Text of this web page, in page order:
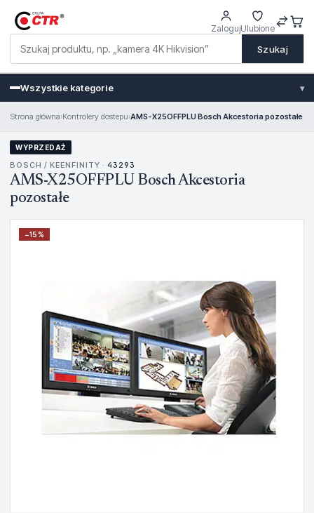
Szukaj
ZalogujUlubione
Wszystkie kategorie ▾
Strona główna›Kontrolery dostepu›AMS-X25OFFPLU Bosch Akcestoria pozostałe
WYPRZEDAŻ
BOSCH / KEENFINITY · 43293
AMS-X25OFFPLU Bosch Akcestoria
pozostałe
−15%